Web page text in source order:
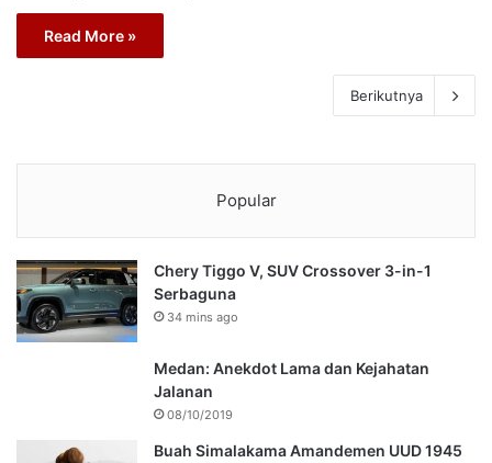
Read More »
Berikutnya
Popular
Chery Tiggo V, SUV Crossover 3-in-1
Serbaguna
34 mins ago
Medan: Anekdot Lama dan Kejahatan
Jalanan
08/10/2019
Buah Simalakama Amandemen UUD 1945